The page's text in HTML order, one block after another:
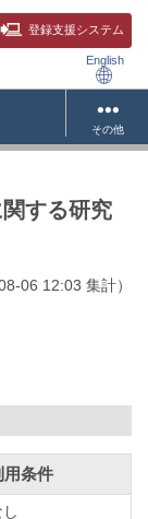
登録支援システム
English
その他
する研究
06 12:03 集計）
用条件